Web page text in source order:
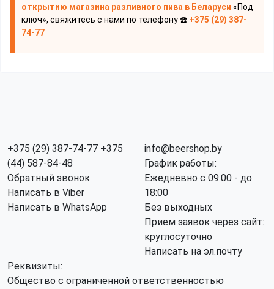
открытию магазина разливного пива в Беларуси «Под
ключ», свяжитесь с нами по телефону ☎️ +375 (29) 387-
74-77
+375 (29) 387-74-77 +375
(44) 587-84-48
Обратный звонок
Написать в Viber
Написать в WhatsApp
info@beershop.by
График работы:
Ежедневно с 09:00 - до
18:00
Без выходных
Прием заявок через сайт:
круглосуточно
Написать на эл.почту
Реквизиты:
Общество с ограниченной ответственностью